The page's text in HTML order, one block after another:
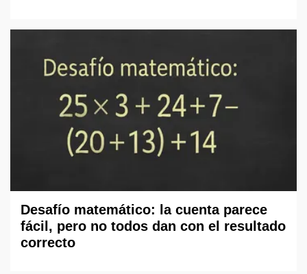
Desafío matemático: la cuenta parece
fácil, pero no todos dan con el resultado
correcto